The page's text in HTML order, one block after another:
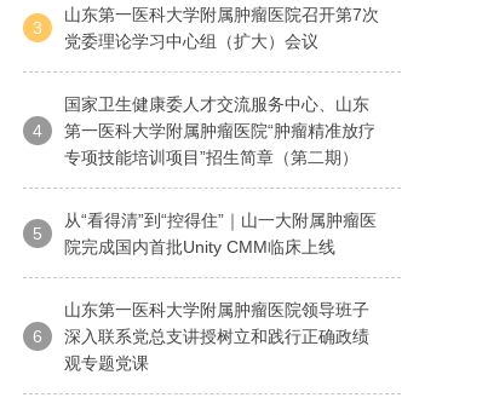
3
山东第一医科大学附属肿瘤医院召开第7次
党委理论学习中心组（扩大）会议
4
国家卫生健康委人才交流服务中心、山东
第一医科大学附属肿瘤医院“肿瘤精准放疗
专项技能培训项目”招生简章（第二期）
5
从“看得清”到“控得住”｜山一大附属肿瘤医
院完成国内首批Unity CMM临床上线
6
山东第一医科大学附属肿瘤医院领导班子
深入联系党总支讲授树立和践行正确政绩
观专题党课